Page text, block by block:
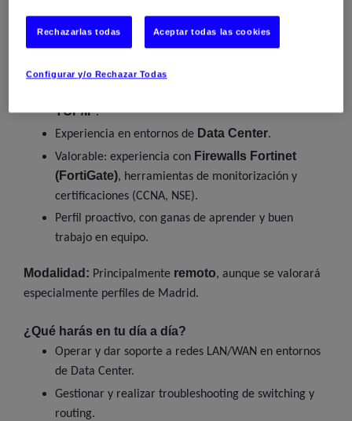
Perfil que necesitamos:
Hasta4 años de experienciaen operación y
soporte de redes.
TCP/IP.
Experiencia en entornos de Data Center.
Valorable: experiencia con Firewalls Fortinet
(FortiGate), herramientas de monitorización y
certificaciones (CCNA, NSE).
Perfil proactivo, con ganas de aprender y buen
trabajo en equipo.
Modalidad: Principalmente remoto, aunque se valorará
especialmente perfiles de Madrid.
¿Qué harás en tu día a día?
Operar y dar soporte a redes LAN/WAN en entornos
de Data Center.
Gestionar y realizar troubleshooting de switching y
routing.
Configurar y/o Rechazar Todas
Rechazarlas todas Aceptar todas las cookies